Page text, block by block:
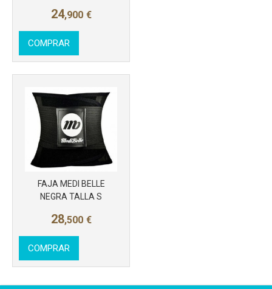
24,900 €
COMPRAR
FAJA MEDI BELLE
NEGRA TALLA S
28,500 €
COMPRAR